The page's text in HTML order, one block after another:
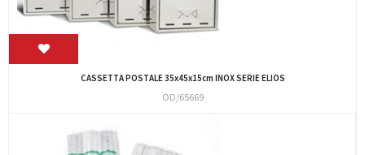
CASSETTA POSTALE 35x45x15cm INOX SERIE ELIOS
OD/65669